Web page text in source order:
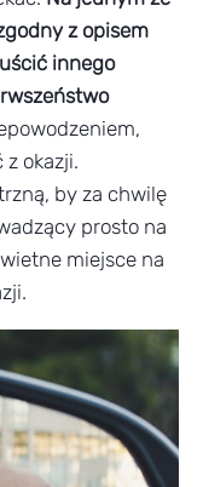
z opisem
innego
okazji.
by za chwilę
prosto na
miejsce na